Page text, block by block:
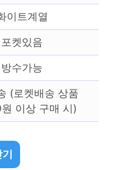
이트계열
포켓있음
방수가능
(로켓배송 상품
이상 구매 시)